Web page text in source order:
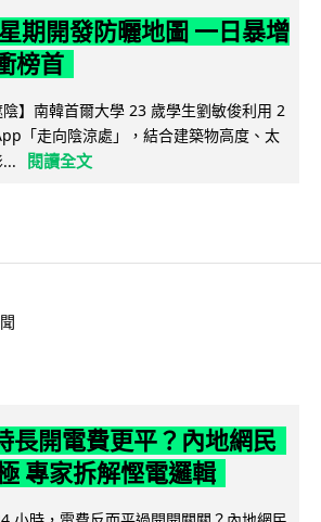
期開發防曬地圖 一日暴增
榜首
陰】南韓首爾大學 23 歲學生劉敏俊利用 2
「走向陰涼處」，結合建築物高度、太
閱讀全文
長開電費更平？內地網民
專家拆解慳電邏輯